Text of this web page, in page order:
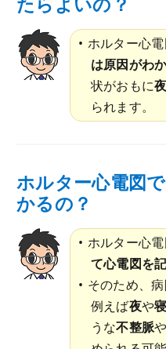
ホルター心電
は原因がわ
状がおもに
られます。
ホルター心電図
かるの？
ホルター心電
て心電図を
そのため、
例えば夜や
うな不整脈や